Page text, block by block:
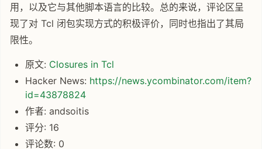
用，以及它与其他脚本语言的比较。总的来说，评论区呈
现了对 Tcl 闭包实现方式的积极评价，同时也指出了其局
限性。
原文: Closures in Tcl
Hacker News: https://news.ycombinator.com/item?
id=43878824
作者: andsoitis
评分: 16
评论数: 0